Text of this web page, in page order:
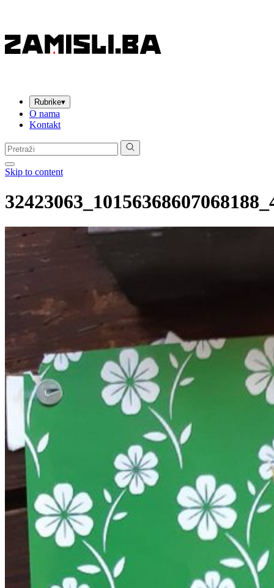
Rubrike▾
O nama
Kontakt
Pretraga:
Skip to content